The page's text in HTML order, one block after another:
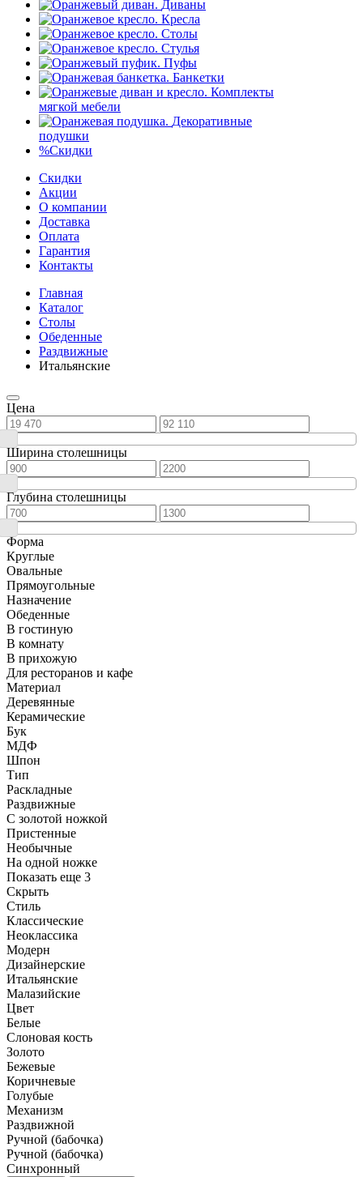
Диваны
Кресла
Столы
Стулья
Пуфы
Банкетки
Комплекты
мягкой мебели
Декоративные
подушки
%Скидки
Скидки
Акции
О компании
Доставка
Оплата
Гарантия
Контакты
Главная
Каталог
Столы
Обеденные
Раздвижные
Итальянские
Цена
Ширина столешницы
Глубина столешницы
Форма
Круглые
Овальные
Прямоугольные
Назначение
Обеденные
В гостиную
В комнату
В прихожую
Для ресторанов и кафе
Материал
Деревянные
Керамические
Бук
МДФ
Шпон
Тип
Раскладные
Раздвижные
С золотой ножкой
Пристенные
Необычные
На одной ножке
Показать еще 3
Скрыть
Стиль
Классические
Неоклассика
Модерн
Дизайнерские
Итальянские
Малазийские
Цвет
Белые
Слоновая кость
Золото
Бежевые
Коричневые
Голубые
Механизм
Раздвижной
Ручной (бабочка)
Ручной (бабочка)
Синхронный